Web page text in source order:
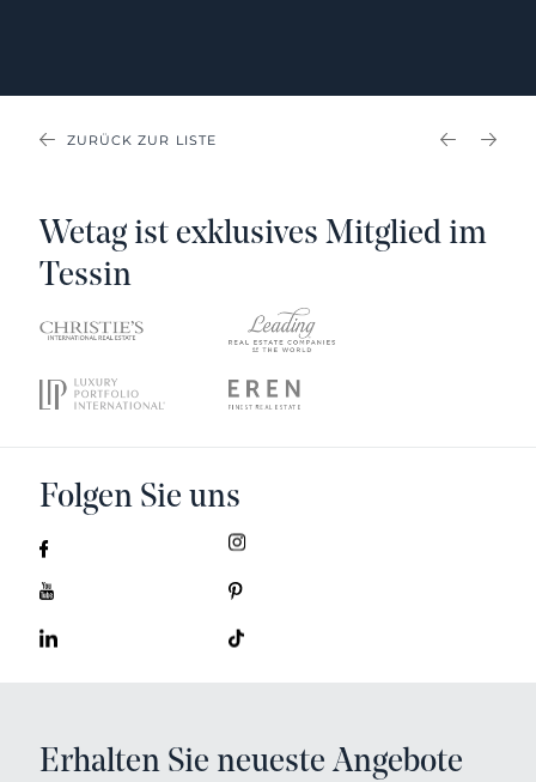
ZURÜCK ZUR LISTE
Wetag ist exklusives Mitglied im
Tessin
Folgen Sie uns
Erhalten Sie neueste Angebote